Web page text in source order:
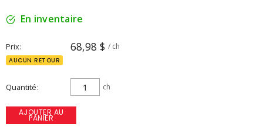
En inventaire
Prix 68,98 $ / ch
AUCUN RETOUR
Quantité ch
AJOUTER AU
PANIER